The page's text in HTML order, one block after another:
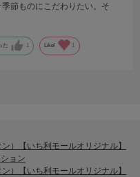
節ものにこだわりたい。そ
た 1 Like! 1
）【いち利モールオリジナル】
ョン
）【いち利モールオリジナル】